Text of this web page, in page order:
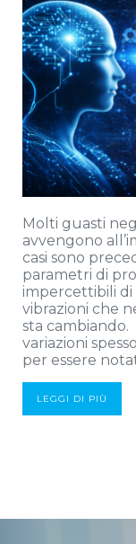
Molti guasti
avvengono
casi sono
parametri di
impercettibili di
vibrazioni che
sta
variazioni
per essere
LEGGI DI PIÙ